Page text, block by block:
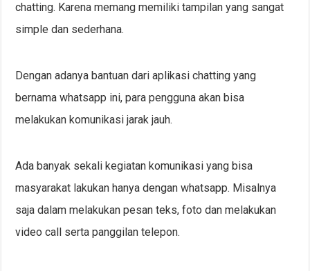
chatting. Karena memang memiliki tampilan yang sangat
simple dan sederhana.
Dengan adanya bantuan dari aplikasi chatting yang
bernama whatsapp ini, para pengguna akan bisa
melakukan komunikasi jarak jauh.
Ada banyak sekali kegiatan komunikasi yang bisa
masyarakat lakukan hanya dengan whatsapp. Misalnya
saja dalam melakukan pesan teks, foto dan melakukan
video call serta panggilan telepon.